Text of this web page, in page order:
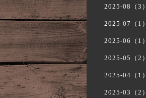
2025-08（3）
2025-07（1）
2025-06（1）
2025-05（2）
2025-04（1）
2025-03（2）